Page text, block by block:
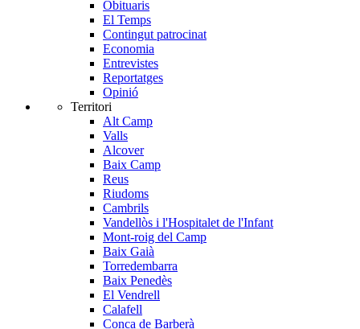
Obituaris
El Temps
Contingut patrocinat
Economia
Entrevistes
Reportatges
Opinió
Territori
Alt Camp
Valls
Alcover
Baix Camp
Reus
Riudoms
Cambrils
Vandellòs i l'Hospitalet de l'Infant
Mont-roig del Camp
Baix Gaià
Torredembarra
Baix Penedès
El Vendrell
Calafell
Conca de Barberà